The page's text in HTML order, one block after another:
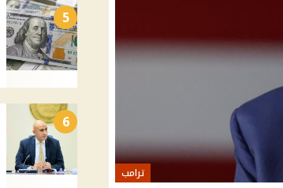
ترامب
5
6